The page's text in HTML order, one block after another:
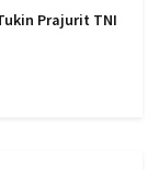
Prajurit TNI